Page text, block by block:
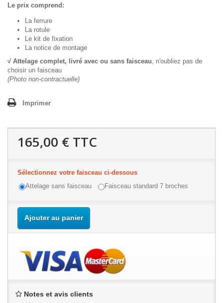
Le prix comprend:
La ferrure
La rotule
Le kit de fixation
La notice de montage
√ Attelage complet, livré avec ou sans faisceau, n'oubliez pas de
choisir un faisceau
(Photo non-contractuelle)
Imprimer
165,00 € TTC
Sélectionnez votre faisceau ci-dessous
Attelage sans faisceau
Faisceau standard 7 broches
Ajouter au panier
Notes et avis clients